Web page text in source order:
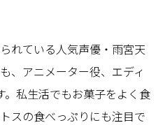
れている人気声優・雨宮天
、アニメーター役、エディ
。私生活でもお菓子をよく食
スの食べっぷりにも注目で